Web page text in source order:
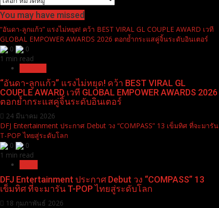
You may have missed
“อันดา-ลูกแก้ว” แรงไม่หยุด! คว้า BEST VIRAL GL COUPLE AWARD เวที
GLOBAL EMPOWER AWARDS 2026 ตอกย้ำกระแสคู่จิ้นระดับอินเตอร์
0
0
1 min read
“อันดา-ลูกแก้ว” แรงไม่หยุด! คว้า BEST VIRAL GL
COUPLE AWARD เวที GLOBAL EMPOWER AWARDS 2026
ตอกย้ำกระแสคู่จิ้นระดับอินเตอร์
24 มีนาคม 2026
DFJ Entertainment ประกาศ Debut วง “COMPASS” 13 เข็มทิศ ที่จะมารัน
T-POP ไทยสู่ระดับโลก
0
0
1 min read
DFJ Entertainment ประกาศ Debut วง “COMPASS” 13
เข็มทิศ ที่จะมารัน T-POP ไทยสู่ระดับโลก
18 กุมภาพันธ์ 2026